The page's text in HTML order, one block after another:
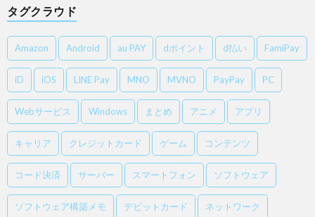
タグクラウド
Amazon Android au PAY dポイント d払い FamiPay
iD iOS LINE Pay MNO MVNO PayPay PC
Webサービス Windows まとめ アニメ アプリ
キャリア クレジットカード ゲーム コンテンツ
コード決済 サーバー スマートフォン ソフトウェア
ソフトウェア構築メモ デビットカード ネットワーク